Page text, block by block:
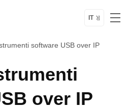
IT
software USB over IP
over IP